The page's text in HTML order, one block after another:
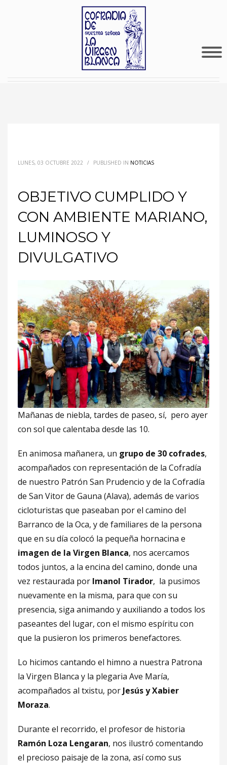
LUNES, 03 OCTUBRE 2022 / PUBLISHED IN NOTICIAS
OBJETIVO CUMPLIDO Y
CON AMBIENTE MARIANO,
LUMINOSO Y
DIVULGATIVO
Mañanas de niebla, tardes de paseo, sí, pero ayer
con sol que calentaba desde las 10.
En animosa mañanera, un grupo de 30 cofrades,
acompañados con representación de la Cofradía
de nuestro Patrón San Prudencio y de la Cofradía
de San Vitor de Gauna (Alava), además de varios
cicloturistas que paseaban por el camino del
Barranco de la Oca, y de familiares de la persona
que en su día colocó la pequeña hornacina e
imagen de la Virgen Blanca, nos acercamos
todos juntos, a la encina del camino, donde una
vez restaurada por Imanol Tirador, la pusimos
nuevamente en la misma, para que con su
presencia, siga animando y auxiliando a todos los
paseantes del lugar, con el mismo espíritu con
que la pusieron los primeros benefactores.
Lo hicimos cantando el himno a nuestra Patrona
la Virgen Blanca y la plegaria Ave María,
acompañados al txistu, por Jesús y Xabier
Moraza.
Durante el recorrido, el profesor de historia
Ramón Loza Lengaran, nos ilustró comentando
el precioso paisaje de la zona, así como sus